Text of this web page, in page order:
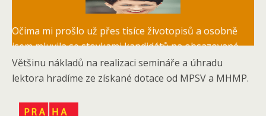
PhDr. Hana Salačová Svobodová, MBA
Očima mi prošlo už přes tisíce životopisů a osobně
jsem mluvila se stovkami kandidátů na obsazované
pozice. Ráda se s vámi o své zkušenosti podělím. S
chutí vám pomohu s otázkami, jak mezi konkurenty
zazářit. Více o mně najdete na LinkedIn, na webu
Většinu nákladů na realizaci semináře a úhradu
lektora hradíme ze získané dotace od MPSV a MHMP.